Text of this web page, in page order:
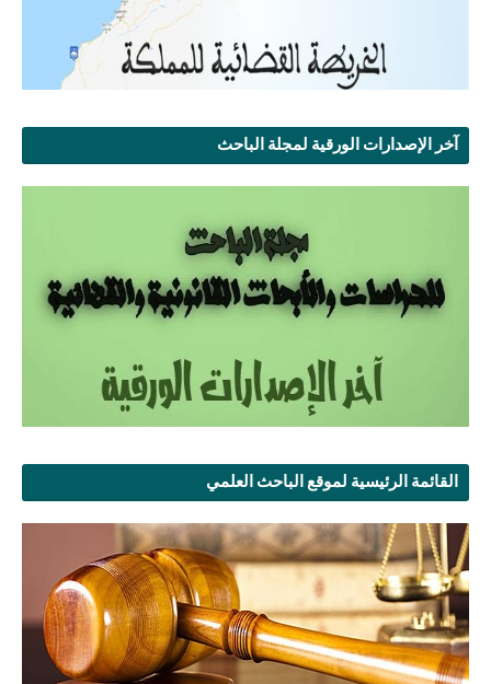
آخر الإصدارات الورقية لمجلة الباحث
القائمة الرئيسية لموقع الباحث العلمي